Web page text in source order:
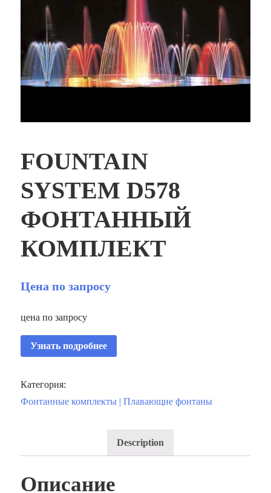
FOUNTAIN
SYSTEM D578
ФОНТАННЫЙ
КОМПЛЕКТ
Цена по запросу
цена по запросу
Узнать подробнее
Категория:
Фонтанные комплекты | Плавающие фонтаны
Description
Описание